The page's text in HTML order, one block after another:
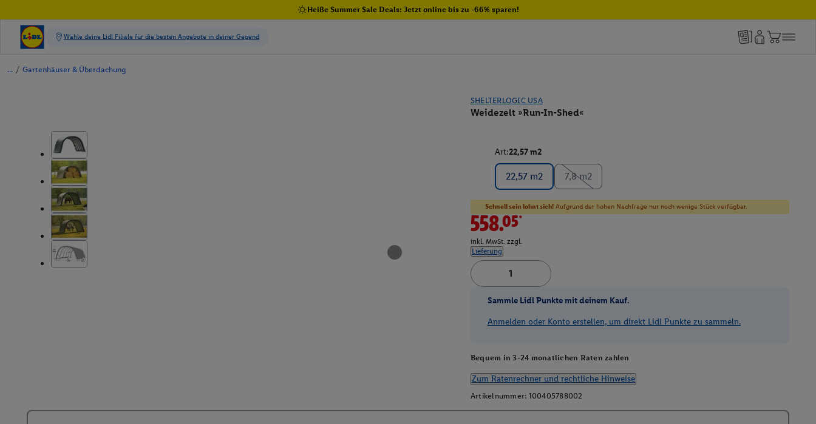
Heiße Summer Sale Deals: Jetzt online bis zu -66% sparen!
/ Gartenhäuser & Überdachung
SHELTERLOGIC USA
Weidezelt »Run-In-Shed«
Art:22,57 m2
22,57 m2 7,8 m2
Schnell sein lohnt sich!Aufgrund der hohen Nachfrage nur noch wenige Stück verfügbar.
558.05*
inkl. MwSt. zzgl.
Lieferung
Sammle Lidl Punkte mit deinem Kauf.
Anmelden oder Konto erstellen, um direkt Lidl Punkte zu sammeln.
Bequem in 3-24 monatlichen Raten zahlen
Zum Ratenrechner und rechtliche Hinweise
Artikelnummer: 100405788002